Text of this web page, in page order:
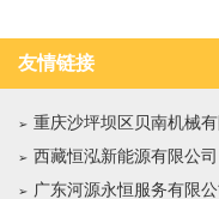
友情链接
重庆沙坪坝区贝南机械有
西藏恒泓新能源有限公司
广东河源永恒服务有限公